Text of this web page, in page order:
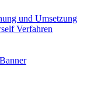
und Umsetzung
Verfahren